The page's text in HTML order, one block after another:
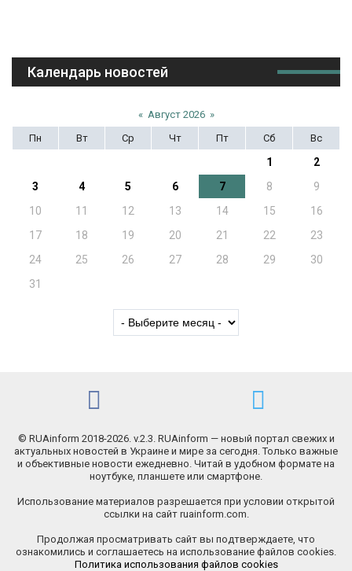
Календарь новостей
« Август 2026 »
Пн
Вт Ср Чт Пт Сб Вс
1
2
3
4 5 6 7 8
9
10
11 12 13 14 15
16
17
18 19 20 21 22
23
24
25 26 27 28 29
30
31
© RUAinform 2018-2026. v.2.3. RUAinform — новый портал свежих и
актуальных новостей в Украине и мире за сегодня. Только важные
и объективные новости ежедневно. Читай в удобном формате на
ноутбуке, планшете или смартфоне.
Использование материалов разрешается при условии открытой
ссылки на сайт ruainform.com.
Продолжая просматривать сайт вы подтверждаете, что
ознакомились и соглашаетесь на использование файлов cookies.
Политика использования файлов cookies